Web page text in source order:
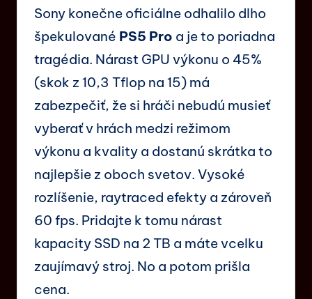
Sony konečne oficiálne odhalilo dlho
špekulované PS5 Pro a je to poriadna
tragédia. Nárast GPU výkonu o 45%
(skok z 10,3 Tflop na 15) má
zabezpečiť, že si hráči nebudú musieť
vyberať v hrách medzi režimom
výkonu a kvality a dostanú skrátka to
najlepšie z oboch svetov. Vysoké
rozlíšenie, raytraced efekty a zároveň
60 fps. Pridajte k tomu nárast
kapacity SSD na 2 TB a máte vcelku
zaujímavý stroj. No a potom prišla
cena.